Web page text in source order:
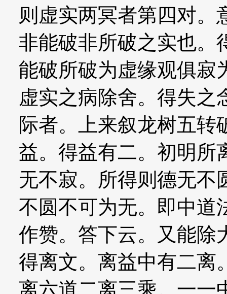
则虚实两冥者第四对。
非能破非所破之实也。
能破所破为虚缘观俱寂
虚实之病除舍。得失之
际者。上来叙龙树五转
益。得益有二。初明所
无不寂。所得则德无不
不圆不可为无。即中道
作赞。答下云。又能除
得离文。离益中有二离
离六道二离三乘。一一